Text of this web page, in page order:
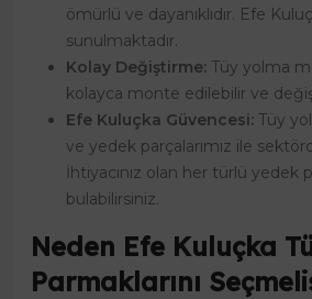
ömürlü ve dayanıklıdır. Efe
sunulmaktadır.
Kolay Değiştirme: Tüy yolma
kolayca monte edilebilir ve
Efe Kuluçka Güvencesi: Tüy
ve yedek parçalarımız ile
İhtiyacınız olan her türlü yedek
bulabilirsiniz.
Neden Efe Kuluçka
Parmaklarını